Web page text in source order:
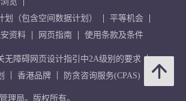
（包含空间数据计划）
平等机会
资料 网页指南 使用条款及条件
无障碍网页设计指引中2A级别的要求
香港品牌 防贪咨询服务(CPAS)
理局。版权所有。